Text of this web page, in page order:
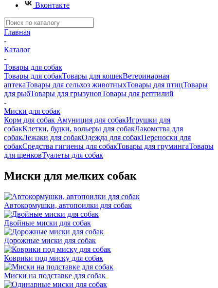
Вконтакте
Главная
-
Каталог
-
Товары для собак
Товары для собакТовары для кошекВетеринарная
аптекаТовары для сельхоз животныхТовары для птицТовары
для рыбТовары для грызуновТовары для рептилий
-
Миски для собак
Корм для собак Амуниция для собакИгрушки для
собакКлетки, будки, вольеры для собакЛакомства для
собакЛежаки для собакОдежда для собакПереноски для
собакСредства гигиены для собакТовары для грумингаТовары
для щенковТуалеты для собак
Миски для мелких собак
Автокормушки, автопоилки для собак
Двойные миски для собак
Дорожные миски для собак
Коврики под миску для собак
Миски на подставке для собак